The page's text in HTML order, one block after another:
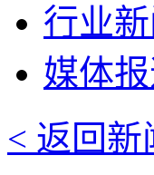
行业新
媒体
< 返回新